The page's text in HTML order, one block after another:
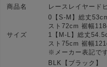
商品名
レースレイヤード
サイズ
0【S-M】総丈
スト72cm 裾幅
1【M-L】総丈
スト75cm 裾幅
※メーカー表記で
BLK【ブラック】